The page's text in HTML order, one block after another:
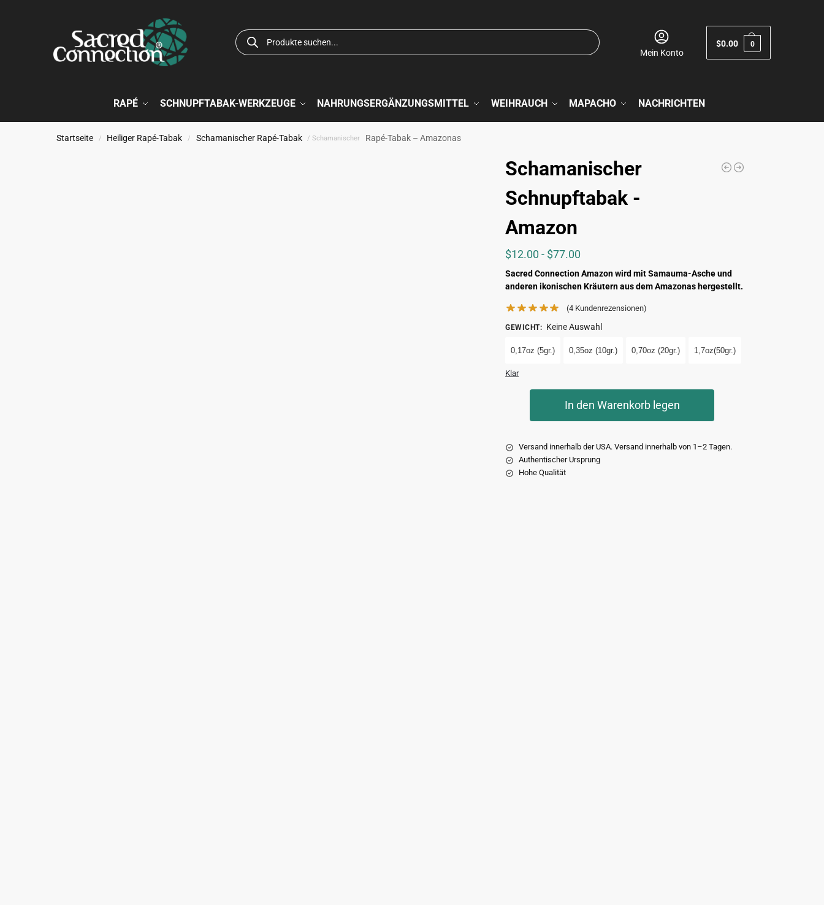
Mein Konto
$0.00 0
RAPÉ SCHNUPFTABAK-WERKZEUGE NAHRUNGSERGÄNZUNGSMITTEL WEIHRAUCH MAPACHO NACHRICHTEN
Startseite / Heiliger Rapé-Tabak / Schamanischer Rapé-Tabak / Schamanischer Rapé-Tabak – Amazonas
Schamanischer
Schnupftabak -
Amazon
$12.00 - $77.00
Sacred Connection Amazon wird mit Samauma-Asche und
anderen ikonischen Kräutern aus dem Amazonas hergestellt.
(4Kundenrezensionen)
GEWICHT: Keine Auswahl
0,17oz (5gr.) 0,35oz (10gr.) 0,70oz (20gr.) 1,7oz(50gr.)
Klar
In den Warenkorb legen
Versand innerhalb der USA. Versand innerhalb von 1–2 Tagen.
Authentischer Ursprung
Hohe Qualität